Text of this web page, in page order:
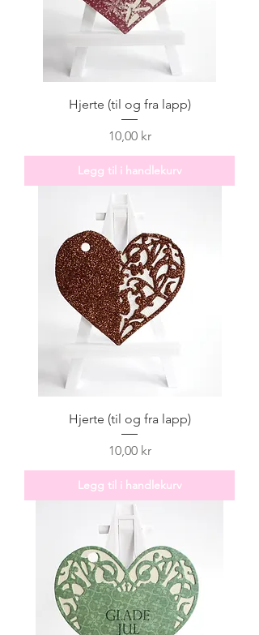
Hjerte (til og fra lapp)
Pris
10,00 kr
Legg til i handlekurv
Hjerte (til og fra lapp)
Pris
10,00 kr
Legg til i handlekurv